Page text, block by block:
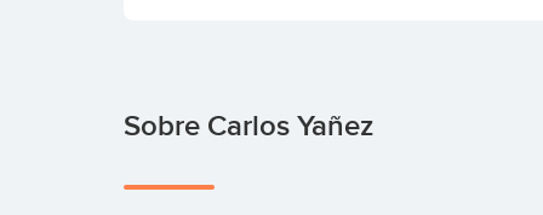
Sobre Carlos Yañez